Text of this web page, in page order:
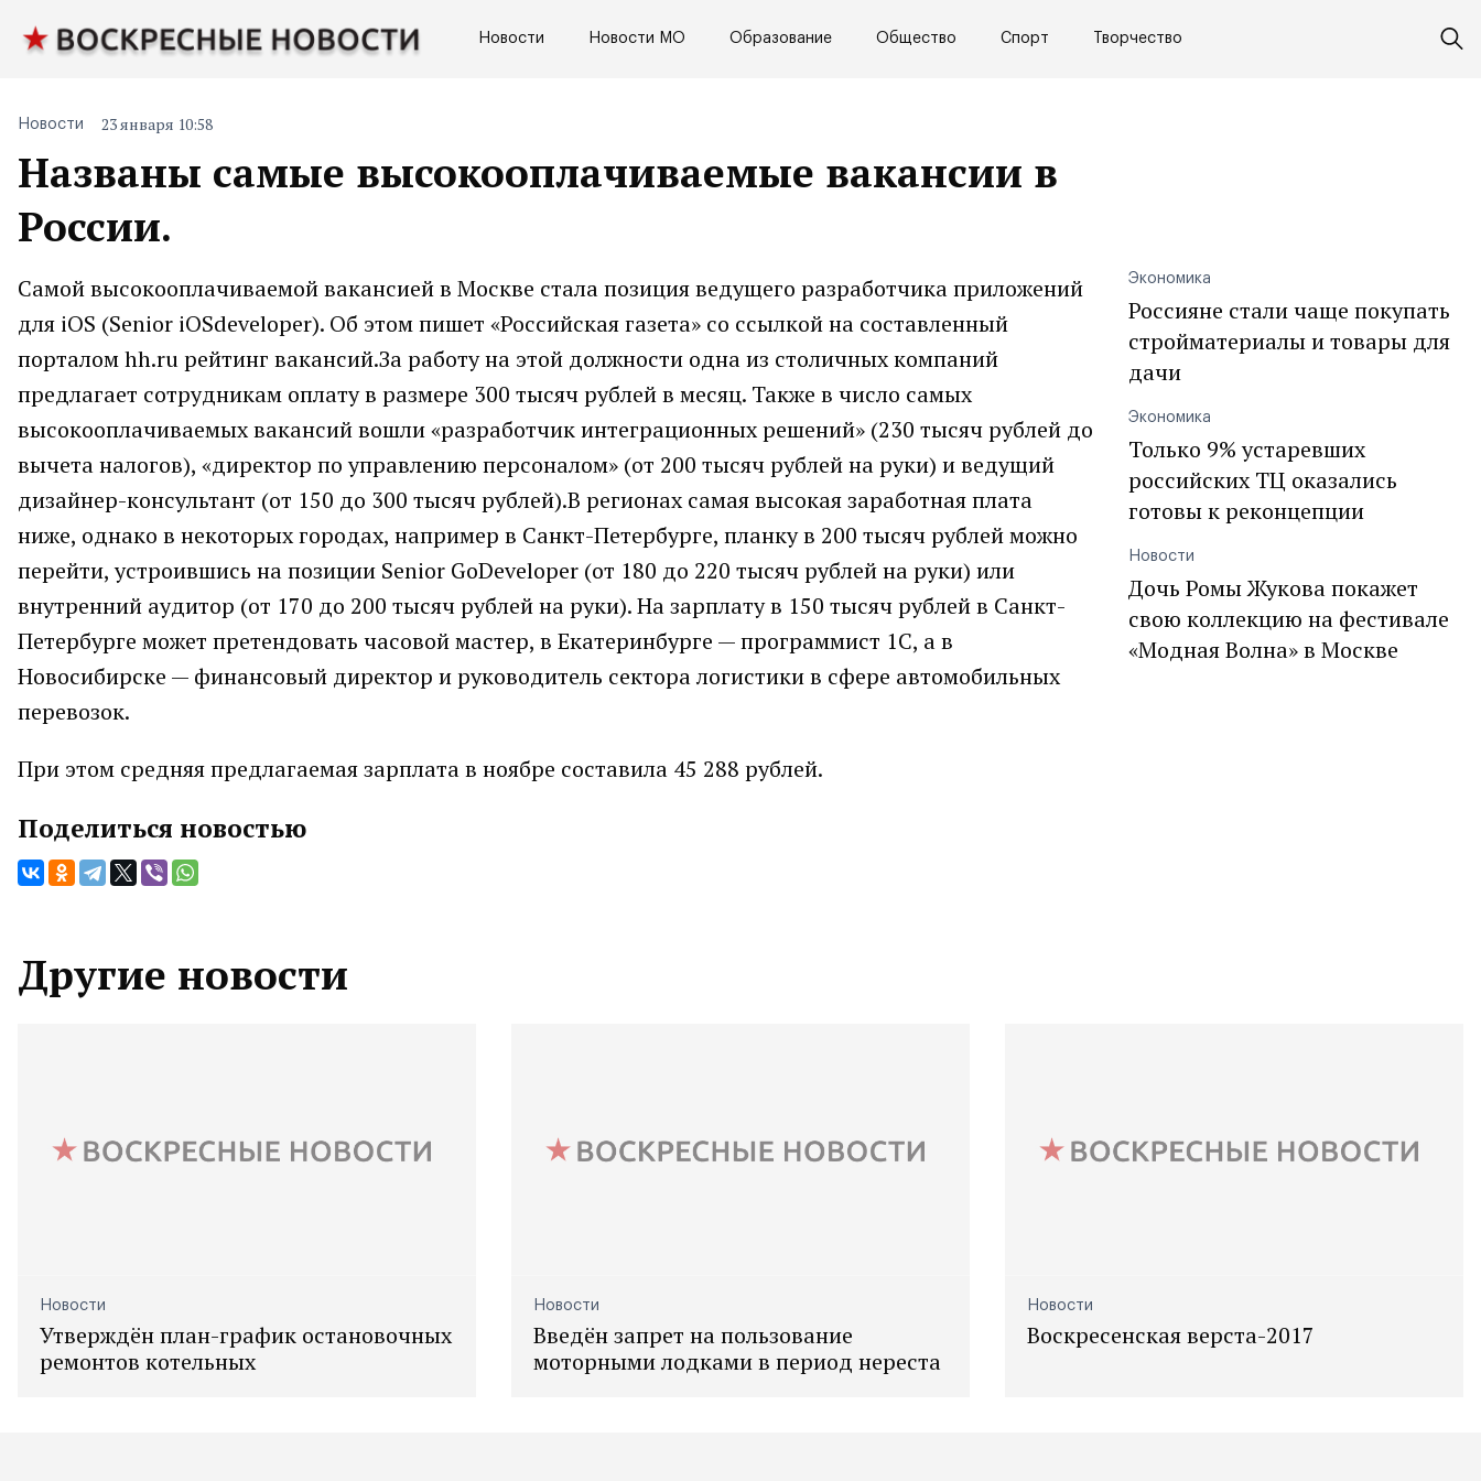
Новости Новости МО Образование Общество Спорт Творчество
Названы самые высокооплачиваемые вакансии в
России.
Новости 23 января 10:58
Самой высокооплачиваемой вакансией в Москве стала позиция ведущего разработчика приложений
для iOS (Senior iOSdeveloper). Об этом пишет «Российская газета» со ссылкой на составленный
порталом hh.ru рейтинг вакансий.За работу на этой должности одна из столичных компаний
предлагает сотрудникам оплату в размере 300 тысяч рублей в месяц. Также в число самых
высокооплачиваемых вакансий вошли «разработчик интеграционных решений» (230 тысяч рублей до
вычета налогов), «директор по управлению персоналом» (от 200 тысяч рублей на руки) и ведущий
дизайнер-консультант (от 150 до 300 тысяч рублей).В регионах самая высокая заработная плата
ниже, однако в некоторых городах, например в Санкт-Петербурге, планку в 200 тысяч рублей можно
перейти, устроившись на позиции Senior GoDeveloper (от 180 до 220 тысяч рублей на руки) или
внутренний аудитор (от 170 до 200 тысяч рублей на руки). На зарплату в 150 тысяч рублей в Санкт-
Петербурге может претендовать часовой мастер, в Екатеринбурге — программист 1С, а в
Новосибирске — финансовый директор и руководитель сектора логистики в сфере автомобильных
перевозок.
При этом средняя предлагаемая зарплата в ноябре составила 45 288 рублей.
Поделиться новостью
Экономика
Россияне стали чаще покупать
стройматериалы и товары для
дачи
Экономика
Только 9% устаревших
российских ТЦ оказались
готовы к реконцепции
Новости
Дочь Ромы Жукова покажет
свою коллекцию на фестивале
«Модная Волна» в Москве
Другие новости
Новости
Утверждён план-график остановочных
ремонтов котельных
Новости
Введён запрет на пользование
моторными лодками в период нереста
Новости
Воскресенская верста-2017